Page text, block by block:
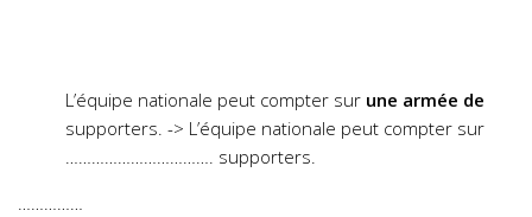
L’équipe nationale peut compter sur une armée de
supporters. -> L’équipe nationale peut compter sur
……………………………. supporters.
……………